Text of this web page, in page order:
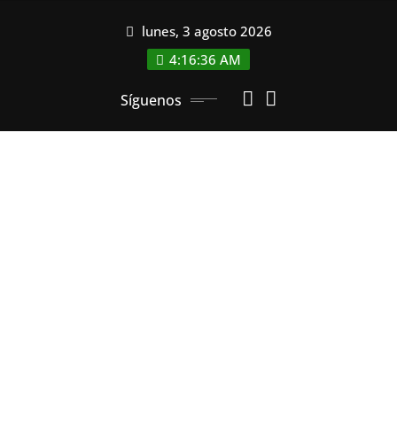
lunes, 3 agosto 2026
4:16:36 AM
Síguenos